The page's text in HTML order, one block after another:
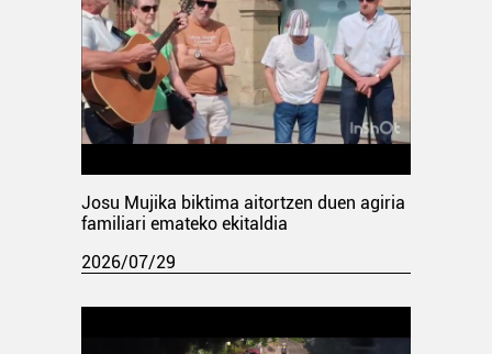
Josu Mujika biktima aitortzen duen agiria
familiari emateko ekitaldia
2026/07/29